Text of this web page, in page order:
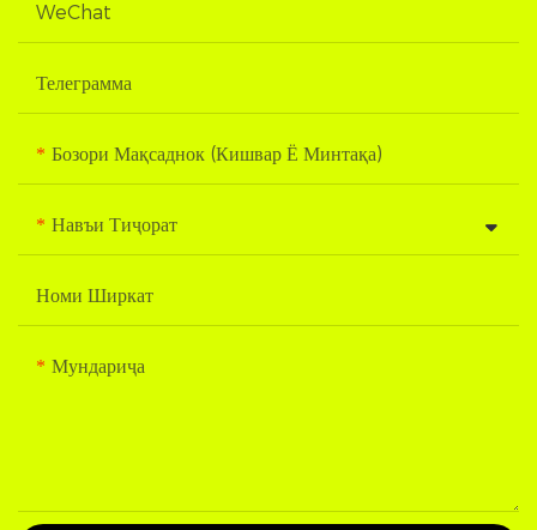
WeChat
Телеграмма
Бозори Мақсаднок (кишвар Ё Минтақа)
Навъи Тиҷорат
Номи Ширкат
Мундариҷа